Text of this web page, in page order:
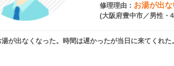
修理理由： お湯が出
(大阪府豊中市／男性・
が出なくなった。時間は遅かったが当日に来てくれた。